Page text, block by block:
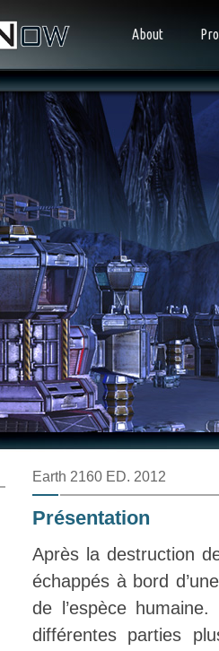
About
Earth 2160 ED. 2012
Présentation
Après la destruction
échappés à bord
de l’espèce
différentes parties